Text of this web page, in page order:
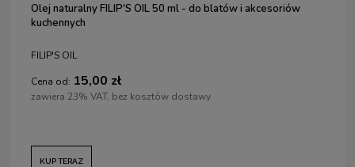
Olej naturalny FILIP'S OIL 50 ml - do blatów i akcesoriów
kuchennych
FILIP'S OIL
Cena od: 15,00 zł
zawiera 23% VAT, bez kosztów dostawy
KUP TERAZ